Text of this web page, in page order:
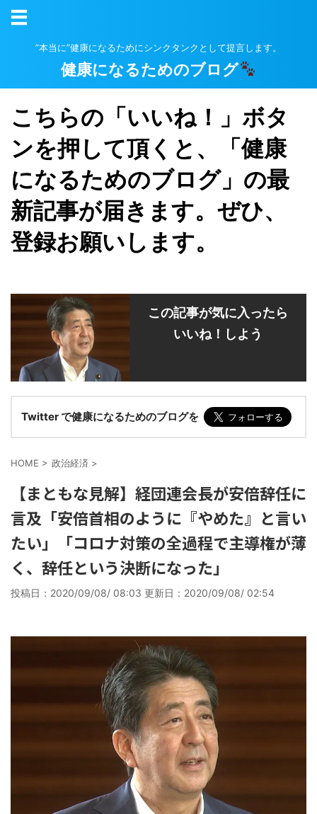
”本当に”健康になるためにシンクタンクとして提言します。
健康になるためのブログ
こちらの「いいね！」ボタ
ンを押して頂くと、「健康
になるためのブログ」の最
新記事が届きます。ぜひ、
登録お願いします。
この記事が気に入ったら
いいね！しよう
Twitter で健康になるためのブログを
HOME > 政治経済 >
【まともな見解】経団連会長が安倍辞任に
言及「安倍首相のように『やめた』と言い
たい」「コロナ対策の全過程で主導権が薄
く、辞任という決断になった」
投稿日：2020/09/08/ 08:03 更新日： 2020/09/08/ 02:54